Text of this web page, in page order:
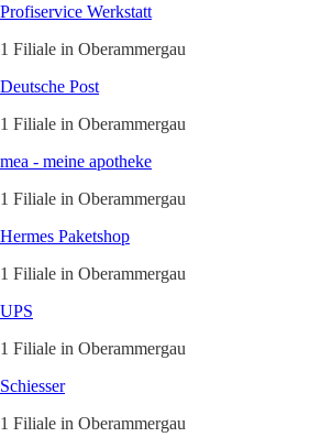
Profiservice Werkstatt
1 Filiale in Oberammergau
Deutsche Post
1 Filiale in Oberammergau
mea - meine apotheke
1 Filiale in Oberammergau
Hermes Paketshop
1 Filiale in Oberammergau
UPS
1 Filiale in Oberammergau
Schiesser
1 Filiale in Oberammergau